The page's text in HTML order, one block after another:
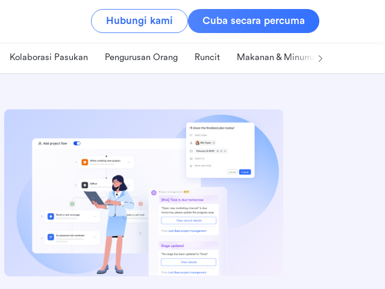
Hubungi kami Cuba secara percuma
Kolaborasi Pasukan Pengurusan Orang Runcit Makanan & Minuman